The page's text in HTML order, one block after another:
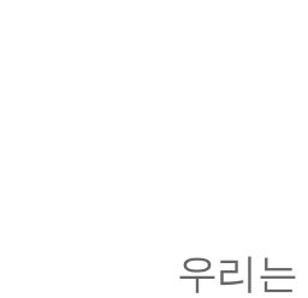
우리